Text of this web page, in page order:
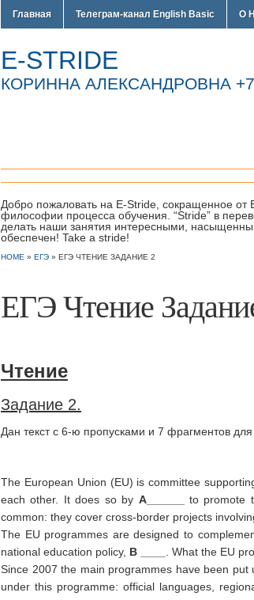
Главная Телеграм-канал English Basic О
E-STRIDE
КОРИННА АЛЕКСАНДРОВНА +7
Добро пожаловать на E-Stride, сокращенное
философии процесса обучения. “Stride” в
делать наши занятия интересными,
обеспечен! Take a stride!
HOME » ЕГЭ » ЕГЭ ЧТЕНИЕ ЗАДАНИЕ 2
ЕГЭ Чтение
Чтение
Задание 2.
Дан текст с 6-ю пропусками и 7 фрагментов
The European Union (EU) is committee
each other. It does so by A______
to promote
common: they cover cross-border projects
The EU programmes are designed to
national education policy, B ____ . What the EU
Since 2007 the main programmes have been
under this programme: official languages,